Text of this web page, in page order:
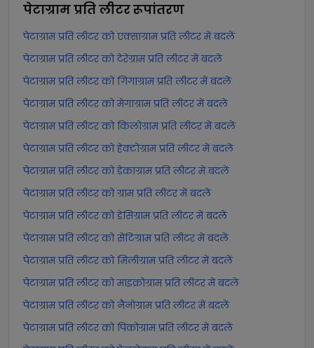
पेटाग्राम प्रति लीटररूपांतरण
पेटाग्राम प्रति लीटर को एक्साग्राम प्रति लीटर में बदलें
पेटाग्राम प्रति लीटर को टेरेग्राम प्रति लीटर में बदलें
पेटाग्राम प्रति लीटर को गिगाग्राम प्रति लीटर में बदलें
पेटाग्राम प्रति लीटर को मेगाग्राम प्रति लीटर में बदलें
पेटाग्राम प्रति लीटर को किलोग्राम प्रति लीटर में बदलें
पेटाग्राम प्रति लीटर को हेक्टोग्राम प्रति लीटर में बदलें
पेटाग्राम प्रति लीटर को डेकाग्राम प्रति लीटर में बदलें
पेटाग्राम प्रति लीटर को ग्राम प्रति लीटर में बदलें
पेटाग्राम प्रति लीटर को डेसिग्राम प्रति लीटर में बदलें
पेटाग्राम प्रति लीटर को सेंटिग्राम प्रति लीटर में बदलें
पेटाग्राम प्रति लीटर को मिलीग्राम प्रति लीटर में बदलें
पेटाग्राम प्रति लीटर को माइक्रोग्राम प्रति लीटर में बदलें
पेटाग्राम प्रति लीटर को नैनोग्राम प्रति लीटर में बदलें
पेटाग्राम प्रति लीटर को पिकोग्राम प्रति लीटर में बदलें